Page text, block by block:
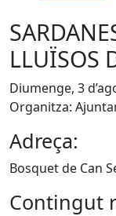
LLUÏSOS
Diumenge, 3
Organitza:
Adreça:
Bosquet de Can
Contingut